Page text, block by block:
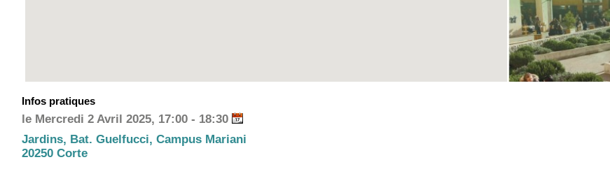
Infos pratiques
le Mercredi 2 Avril 2025, 17:00 - 18:30
Jardins, Bat. Guelfucci, Campus Mariani
20250 Corte